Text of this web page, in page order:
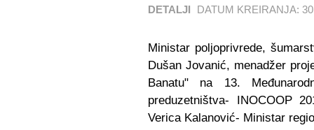
DETALJI DATUM KREIRANJA:
Ministar poljoprivrede,
Dušan Jovanić, menadžer
Banatu" na 13.
preduzetništva- INOCOOP
Verica Kalanović- Ministar